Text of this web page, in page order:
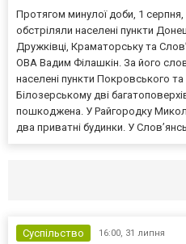
Протягом минулої доби, 1 серпня,
обстріляли населені пункти
Дружківці, Краматорську та
ОВА Вадим Філашкін. За його
населені пункти Покровського
Білозерському дві
пошкоджена. У Райгородку
два приватні будинки. У
Суспільство 16:00, 31 липня